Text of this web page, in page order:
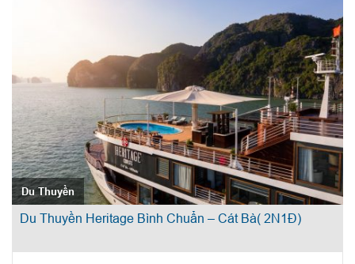
Du Thuyền
Du Thuyền Heritage Bình Chuẩn – Cát Bà( 2N1Đ)